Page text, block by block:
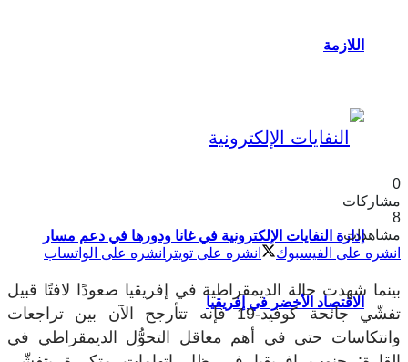
اللازمة
إدارة النفايات الإلكترونية في غانا ودورها في دعم مسار
الاقتصاد الأخضر في إفريقيا
0
مشاركات
8
مشاهدات
انشره على الفيسبوك
انشره على تويتر انشره على الواتساب
بينما شهدت حالة الديمقراطية في إفريقيا صعودًا لافتًا قبيل
تفشّي جائحة كوفيد-19 فإنه تتأرجح الآن بين تراجعات
وانتكاسات حتى في أهم معاقل التحوُّل الديمقراطي في